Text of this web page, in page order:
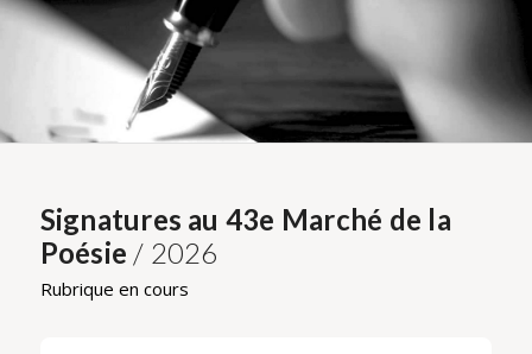
Signatures au 43e Marché de la
Poésie / 2026
Rubrique en cours